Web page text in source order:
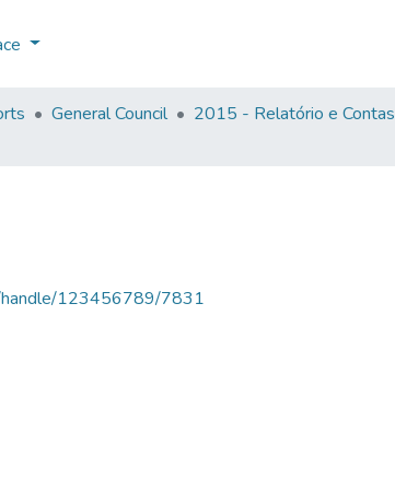
General Council
2015 - Relatório e Contas
123456789/7831